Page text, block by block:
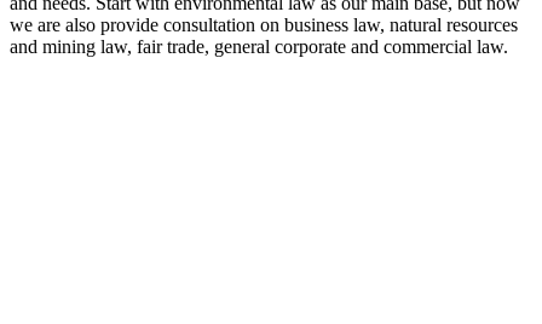
we are also provide consultation on business law, natural resources
and mining law, fair trade, general corporate and commercial law.